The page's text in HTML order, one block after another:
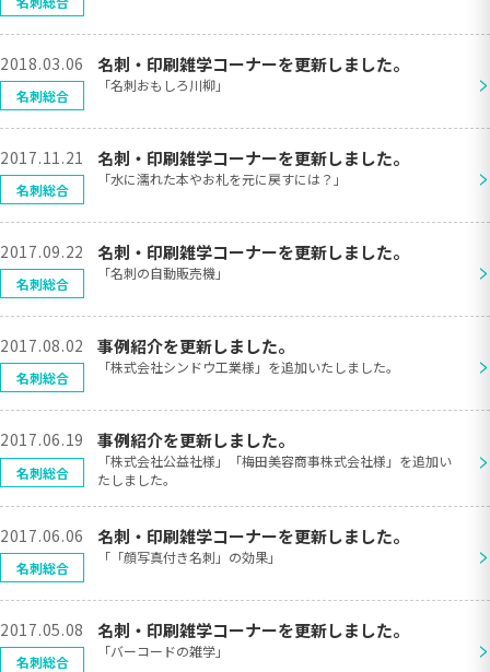
2018.03.06 名刺・印刷雑学コーナーを更新しました。
「名刺おもしろ川柳」 >
名刺総合
2017.11.21 名刺・印刷雑学コーナーを更新しました。
「水に濡れた本やお札を元に戻すには？」 >
名刺総合
2017.09.22 名刺・印刷雑学コーナーを更新しました。
「名刺の自動販売機」 >
名刺総合
2017.08.02 事例紹介を更新しました。
「株式会社シンドウ工業様」を追加いたしました。 >
名刺総合
2017.06.19 事例紹介を更新しました。
「株式会社公益社様」「梅田美容商事株式会社様」を追加い
たしました。
>
名刺総合
2017.06.06 名刺・印刷雑学コーナーを更新しました。
「「顔写真付き名刺」の効果」 >
名刺総合
2017.05.08 名刺・印刷雑学コーナーを更新しました。
「バーコードの雑学」 >
名刺総合